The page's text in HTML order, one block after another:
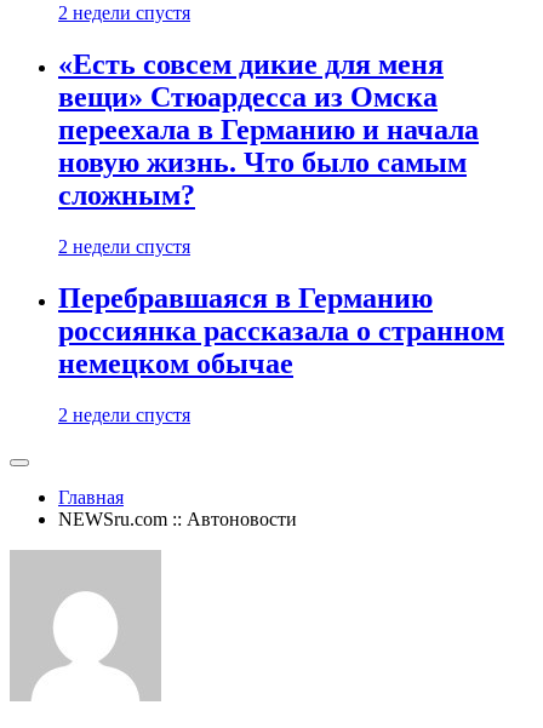
2 недели спустя
«Есть совсем дикие для меня
вещи» Стюардесса из Омска
переехала в Германию и начала
новую жизнь. Что было самым
сложным?
2 недели спустя
Перебравшаяся в Германию
россиянка рассказала о странном
немецком обычае
2 недели спустя
Главная
NEWSru.com :: Автоновости